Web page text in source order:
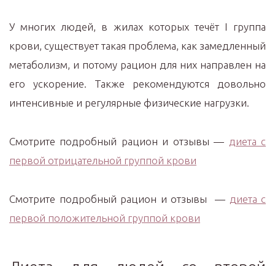
У многих людей, в жилах которых течёт I группа
крови, существует такая проблема, как замедленный
метаболизм, и потому рацион для них направлен на
его ускорение. Также рекомендуются довольно
интенсивные и регулярные физические нагрузки.
Смотрите подробный рацион и отзывы — диета с
первой отрицательной группой крови
Смотрите подробный рацион и отзывы — диета с
первой положительной группой крови